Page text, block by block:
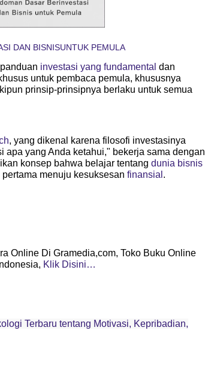
DAN BISNISUNTUK PEMULA
investasi yang fundamental dan
untuk pembaca pemula, khususnya
prinsip-prinsipnya berlaku untuk semua
, yang dikenal karena filosofi investasinya
apa yang Anda ketahui," bekerja sama dengan
konsep bahwa belajar tentang dunia bisnis
menuju kesuksesan finansial .
Online Di Gramedia,com, Toko Buku Online
Klik Disini…
Terbaru tentang Motivasi, Kepribadian,